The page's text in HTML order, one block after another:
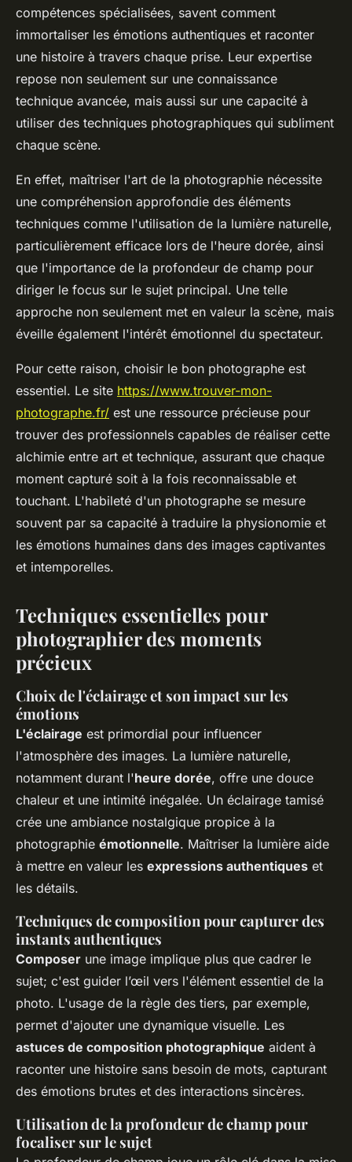
compétences spécialisées, savent comment
immortaliser les émotions authentiques et raconter
une histoire à travers chaque prise. Leur expertise
repose non seulement sur une connaissance
technique avancée, mais aussi sur une capacité à
utiliser des techniques photographiques qui subliment
chaque scène.
En effet, maîtriser l'art de la photographie nécessite
une compréhension approfondie des éléments
techniques comme l'utilisation de la lumière naturelle,
particulièrement efficace lors de l'heure dorée, ainsi
que l'importance de la profondeur de champ pour
diriger le focus sur le sujet principal. Une telle
approche non seulement met en valeur la scène, mais
éveille également l'intérêt émotionnel du spectateur.
Pour cette raison, choisir le bon photographe est
essentiel. Le site https://www.trouver-mon-
photographe.fr/ est une ressource précieuse pour
trouver des professionnels capables de réaliser cette
alchimie entre art et technique, assurant que chaque
moment capturé soit à la fois reconnaissable et
touchant. L'habileté d'un photographe se mesure
souvent par sa capacité à traduire la physionomie et
les émotions humaines dans des images captivantes
et intemporelles.
Techniques essentielles pour
photographier des moments
précieux
Choix de l'éclairage et son impact sur les
émotions
L'éclairage est primordial pour influencer
l'atmosphère des images. La lumière naturelle,
notamment durant l'heure dorée, offre une douce
chaleur et une intimité inégalée. Un éclairage tamisé
crée une ambiance nostalgique propice à la
photographie émotionnelle. Maîtriser la lumière aide
à mettre en valeur les expressions authentiques et
les détails.
Techniques de composition pour capturer des
instants authentiques
Composer une image implique plus que cadrer le
sujet; c'est guider l’œil vers l'élément essentiel de la
photo. L'usage de la règle des tiers, par exemple,
permet d'ajouter une dynamique visuelle. Les
astuces de composition photographique aident à
raconter une histoire sans besoin de mots, capturant
des émotions brutes et des interactions sincères.
Utilisation de la profondeur de champ pour
focaliser sur le sujet